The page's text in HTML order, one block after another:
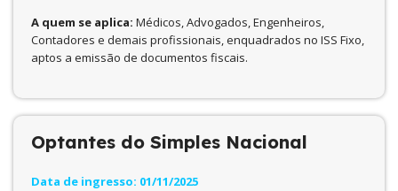
A quem se aplica: Médicos, Advogados, Engenheiros,
Contadores e demais profissionais, enquadrados no ISS Fixo,
aptos a emissão de documentos fiscais.
Optantes do Simples Nacional
Data de ingresso: 01/11/2025